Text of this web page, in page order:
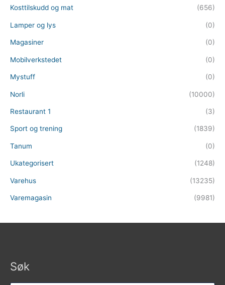
Kosttilskudd og mat (656)
Lamper og lys (0)
Magasiner (0)
Mobilverkstedet (0)
Mystuff (0)
Norli (10000)
Restaurant 1 (3)
Sport og trening (1839)
Tanum (0)
Ukategorisert (1248)
Varehus (13235)
Varemagasin (9981)
Søk